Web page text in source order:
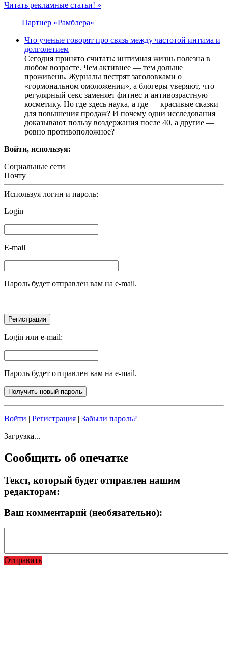
Читать рекламные статьи! »
Партнер «Рамблера»
Что ученые говорят про связь между частотой интима и
долголетием
Сегодня принято считать: интимная жизнь полезна в
любом возрасте. Чем активнее — тем дольше
проживешь. Журналы пестрят заголовками о
«гормональном омоложении», а блогеры уверяют, что
регулярный секс заменяет фитнес и антивозрастную
косметику. Но где здесь наука, а где — красивые сказки
для повышения продаж? И почему одни исследования
доказывают пользу воздержания после 40, а другие —
ровно противоположное?
Войти, используя:
Социальные сети
Почту
Используя логин и пароль:
Login
E-mail
Пароль будет отправлен вам на e-mail.
Login или e-mail:
Пароль будет отправлен вам на e-mail.
Войти | Регистрация | Забыли пароль?
Загрузка...
Сообщить об опечатке
Текст, который будет отправлен нашим
редакторам:
Ваш комментарий (необязательно):
Отправить